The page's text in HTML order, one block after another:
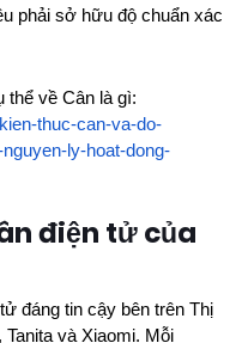
phải sở hữu độ chuẩn xác
thể về Cân là gì:
thuc-can-va-do-
ly-hoat-dong-
điện tử của
đáng tin cậy bên trên Thị
và Xiaomi. Mỗi